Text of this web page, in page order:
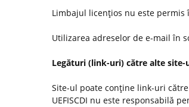
Limbajul licenţios nu este
Utilizarea adreselor de e-mail în
Legături (link-uri) către alte site-
Site-ul poate conţine link-uri
UEFISCDI nu este responsabilă